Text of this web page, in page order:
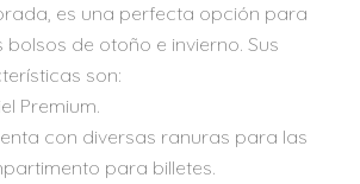
es una perfecta opción para
de otoño e invierno. Sus
son:
Premium.
con diversas ranuras para las
para billetes.